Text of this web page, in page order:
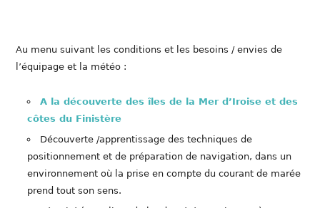
Au menu suivant les conditions et les besoins / envies de
l’équipage et la météo :
A la découverte des îles de la Mer d’Iroise et des
côtes du Finistère
Découverte /apprentissage des techniques de
positionnement et de préparation de navigation, dans un
environnement où la prise en compte du courant de marée
prend tout son sens.